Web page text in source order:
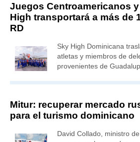
Juegos Centroamericanos
High transportará a más de
RD
Sky High Dominicana
atletas y miembros de
provenientes de
Mitur: recuperar mercado
para el turismo dominicano
David Collado, ministro